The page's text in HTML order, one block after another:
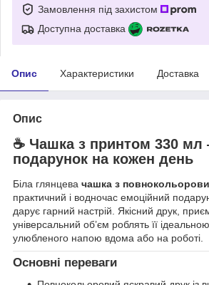
Замовлення під захистом
Доступна доставка
Опис Характеристики Доставка
Опис
☕ Чашка з принтом 330
подарунок на кожен день
Біла глянцева чашка з
практичний і водночас емоційний
дарує гарний настрій. Якісний друк,
універсальний об’єм роблять її
улюбленого напою вдома або на роботі.
Основні переваги